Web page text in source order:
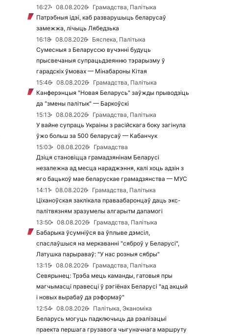
16:27
08.08.2026
Грамадства, Палітыка
Патрэбныя ідэі, каб разварушыць беларусаў
замежжа, лічыць Лябедзька
16:18
08.08.2026
Бяспека, Палітыка
Сумесныя з Беларуссю вучэнні будуць
прысвечаныя супрацьдзеянню тэрарызму ў
гарадскіх ўмовах — Мінабароны Кітая
15:46
08.08.2026
Грамадства, Палітыка
Канферэнцыя "Новая Беларусь" заўжды прыводзіць
да "змены палітык" — Баркоўскі
15:13
08.08.2026
Грамадства, Палітыка
У вайне супраць Украіны з расійскага боку загінула
ўжо больш за 500 беларусаў — Кабанчук
15:03
08.08.2026
Грамадства
Дзіця становіцца грамадзянінам Беларусі
незалежна ад месца нараджэння, калі хоць адзін з
яго бацькоў мае беларускае грамадзянства — МУС
14:11
08.08.2026
Грамадства, Палітыка
Ціханоўская заклікала праваабаронцаў даць экс-
палітвязням зразумелы алгарытм дапамогі
13:50
08.08.2026
Грамадства, Палітыка
Бабарыка ўсумніўся ва ўплыве дэмсіл,
спаслаўшыся на меркаванні "сяброў у Беларусі",
Латушка парыраваў: "У нас розныя сябры"
13:15
08.08.2026
Грамадства, Палітыка
Севярынец: Трэба мець каманды, гатовыя пры
магчымасці правесці ў рэгіёнах Беларусі "ад акцый
і новых вырабаў да рэформаў"
12:54
08.08.2026
Палітыка, Эканоміка
Беларусь могуць падключыць да рэалізацыі
праекта першага грузавога чыгуначнага маршруту